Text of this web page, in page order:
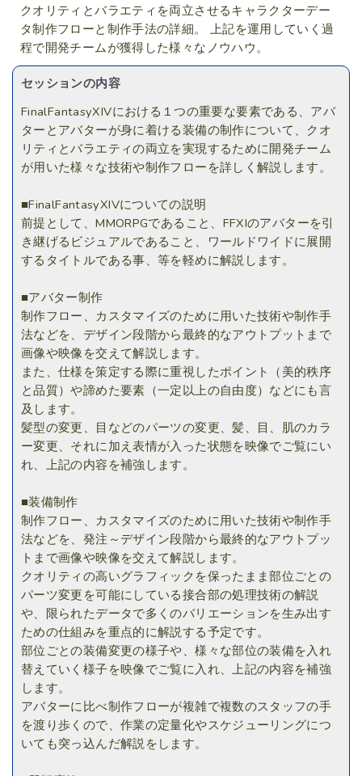
クオリティとバラエティを両立させるキャラクターデー
タ制作フローと制作手法の詳細。 上記を運用していく過
程で開発チームが獲得した様々なノウハウ。
セッションの内容
FinalFantasyXIVにおける１つの重要な要素である、アバ
ターとアバターが身に着ける装備の制作について、クオ
リティとバラエティの両立を実現するために開発チーム
が用いた様々な技術や制作フローを詳しく解説します。
■FinalFantasyXIVについての説明
前提として、MMORPGであること、FFXIのアバターを引
き継げるビジュアルであること、ワールドワイドに展開
するタイトルである事、等を軽めに解説します。
■アバター制作
制作フロー、カスタマイズのために用いた技術や制作手
法などを、デザイン段階から最終的なアウトプットまで
画像や映像を交えて解説します。
また、仕様を策定する際に重視したポイント（美的秩序
と品質）や諦めた要素（一定以上の自由度）などにも言
及します。
髪型の変更、目などのパーツの変更、髪、目、肌のカラ
ー変更、それに加え表情が入った状態を映像でご覧にい
れ、上記の内容を補強します。
■装備制作
制作フロー、カスタマイズのために用いた技術や制作手
法などを、発注～デザイン段階から最終的なアウトプッ
トまで画像や映像を交えて解説します。
クオリティの高いグラフィックを保ったまま部位ごとの
パーツ変更を可能にしている接合部の処理技術の解説
や、限られたデータで多くのバリエーションを生み出す
ための仕組みを重点的に解説する予定です。
部位ごとの装備変更の様子や、様々な部位の装備を入れ
替えていく様子を映像でご覧に入れ、上記の内容を補強
します。
アバターに比べ制作フローが複雑で複数のスタッフの手
を渡り歩くので、作業の定量化やスケジューリングにつ
いても突っ込んだ解説をします。